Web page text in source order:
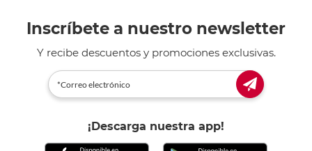
Inscríbete a nuestro newsletter
Y recibe descuentos y promociones exclusivas.
¡Descarga nuestra app!